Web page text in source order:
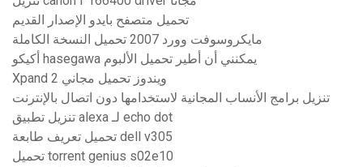
تحميل متصفح بايدو الإصدار القديم
مايكروسوفت وورد 2007 تحميل النسخة الكاملة
أكيكو hasegawa يمكنني أن أطير تحميل الألبوم
Xpand 2 ويندوز تحميل مجاني
تنزيل برامج الأنساب المجانية لاستخدامها دون اتصال بالإنترنت
تنزيل تطبيق alexa لـ echo dot
تحميل تعريف طابعة dell v305
تحميل torrent genius s02e10